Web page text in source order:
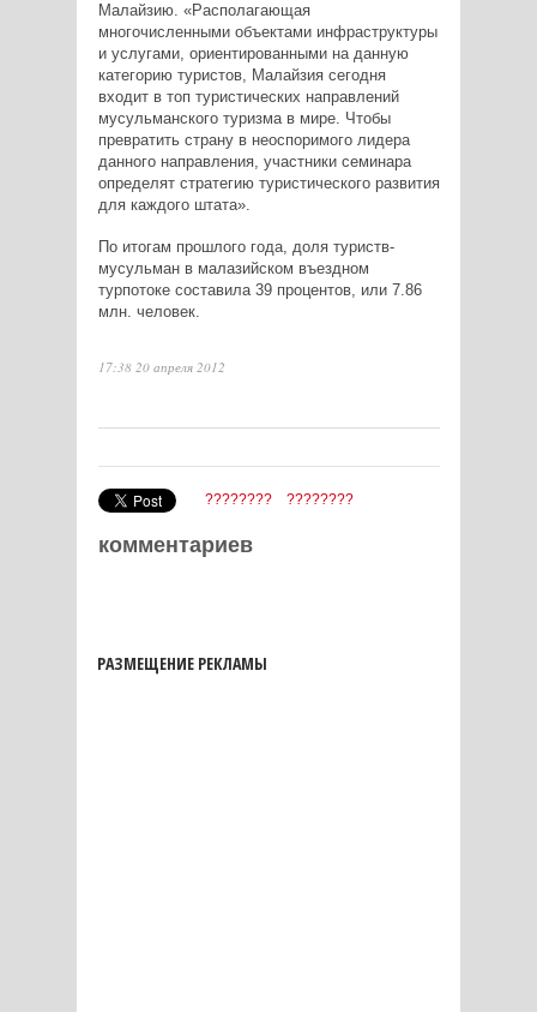
Малайзию. «Располагающая
многочисленными объектами инфраструктуры
и услугами, ориентированными на данную
категорию туристов, Малайзия сегодня
входит в топ туристических направлений
мусульманского туризма в мире. Чтобы
превратить страну в неоспоримого лидера
данного направления, участники семинара
определят стратегию туристического развития
для каждого штата».
По итогам прошлого года, доля туриств-
мусульман в малазийском въездном
турпотоке составила 39 процентов, или 7.86
млн. человек.
17:38 20 апреля 2012
???????? ????????
комментариев
РАЗМЕЩЕНИЕ РЕКЛАМЫ